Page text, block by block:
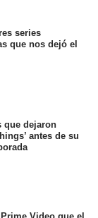
series
que nos dejó el
que dejaron
antes de su